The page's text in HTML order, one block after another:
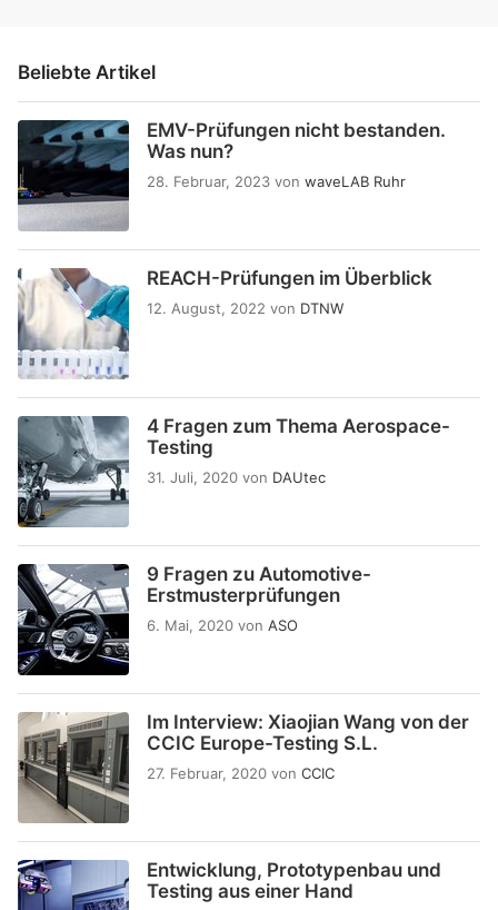
Beliebte Artikel
EMV-Prüfungen nicht bestanden.
Was nun?
28. Februar, 2023 von waveLAB Ruhr
REACH-Prüfungen im Überblick
12. August, 2022 von DTNW
4 Fragen zum Thema Aerospace-
Testing
31. Juli, 2020 von DAUtec
9 Fragen zu Automotive-
Erstmusterprüfungen
6. Mai, 2020 von ASO
Im Interview: Xiaojian Wang von der
CCIC Europe-Testing S.L.
27. Februar, 2020 von CCIC
Entwicklung, Prototypenbau und
Testing aus einer Hand